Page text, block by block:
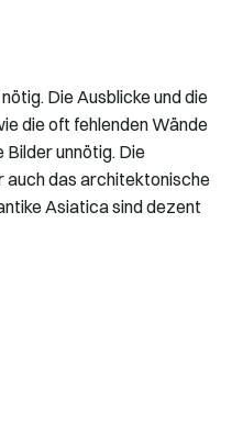
Die Ausblicke und die
die oft fehlenden Wände
unnötig. Die
auch das architektonische
Asiatica sind dezent